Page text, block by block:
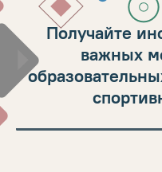
Получайте
важных